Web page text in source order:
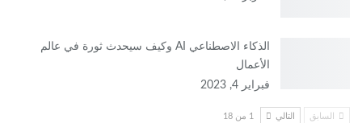
الذكاء الاصطناعي AI وكيف سيحدث ثورة في عالم
الأعمال
فبراير 4, 2023
السابق التالي 1 من 18